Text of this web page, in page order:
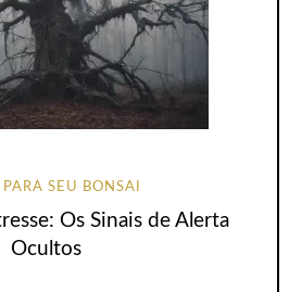
SEU BONSAI
Os Sinais de Alerta
Ocultos